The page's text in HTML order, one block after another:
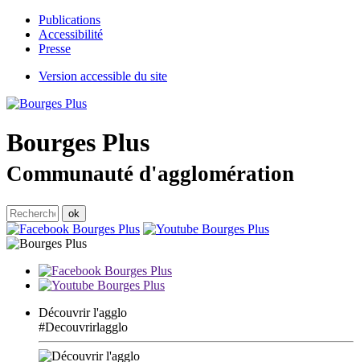
Publications
Accessibilité
Presse
Version accessible du site
Bourges Plus
Communauté d'agglomération
Découvrir l'agglo
#Decouvrirlagglo